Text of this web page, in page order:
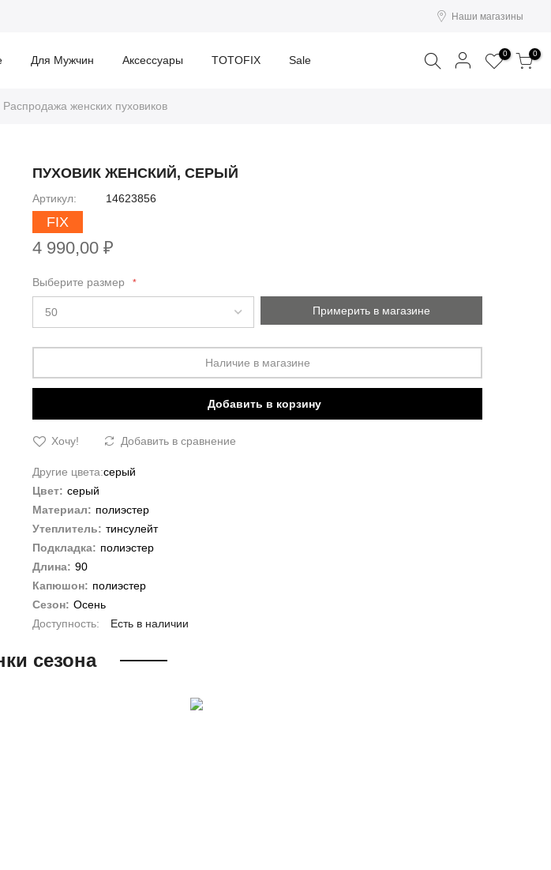
Наши магазины
Для Мужчин Аксессуары TOTOFIX Sale Поиск 0 0
Распродажа женских пуховиков
ПУХОВИК ЖЕНСКИЙ, СЕРЫЙ
Артикул 14623856
FIX
4 990,00 ₽
Выберите размер
Примерить в магазине
Наличие в магазине
Добавить в корзину
Хочу! Добавить в сравнение
Другие цвета:серый
Цвет: серый
Материал: полиэстер
Утеплитель: тинсулейт
Подкладка: полиэстер
Длина: 90
Капюшон: полиэстер
Сезон: Осень
Есть в наличии
сезона